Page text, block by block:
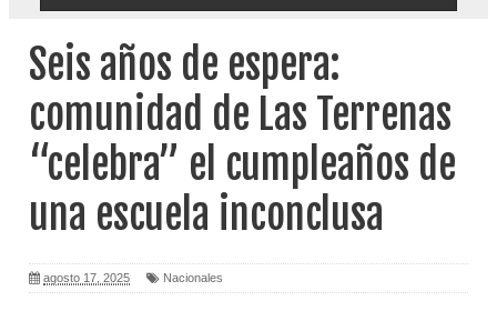
Seis años de espera:
comunidad de Las Terrenas
“celebra” el cumpleaños de
una escuela inconclusa
agosto 17, 2025 Nacionales